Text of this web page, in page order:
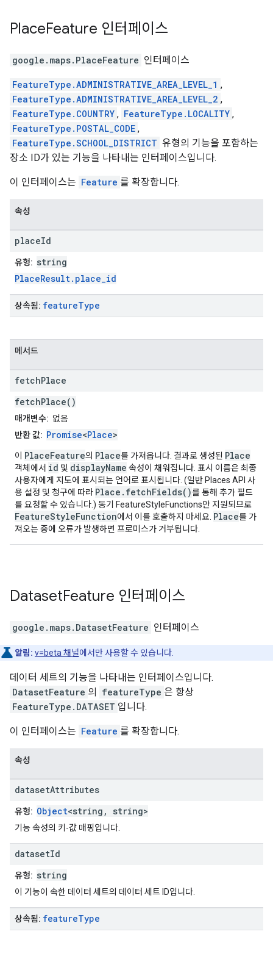
PlaceFeature 인터페이스
google.maps. PlaceFeature 인터페이스
FeatureType.ADMINISTRATIVE_AREA_LEVEL_1 ,
FeatureType.ADMINISTRATIVE_AREA_LEVEL_2 ,
FeatureType.COUNTRY , FeatureType.LOCALITY ,
FeatureType.POSTAL_CODE ,
FeatureType.SCHOOL_DISTRICT 유형의 기능을 포함하는
장소 ID가 있는 기능을 나타내는 인터페이스입니다.
이 인터페이스는 Feature 를 확장합니다.
속성
placeId
유형: string
PlaceResult.place_id
상속됨: featureType
메서드
fetchPlace
fetchPlace()
매개변수: 없음
반환 값: Promise<Place>
이 PlaceFeature의 Place를 가져옵니다. 결과로 생성된 Place
객체에서 id 및 displayName 속성이 채워집니다. 표시 이름은 최종
사용자에게 지도에 표시되는 언어로 표시됩니다. (일반 Places API 사
용 설정 및 청구에 따라 Place.fetchFields()를 통해 추가 필드
를 요청할 수 있습니다.) 동기 FeatureStyleFunctions만 지원되므로
FeatureStyleFunction에서 이를 호출하지 마세요. Place를 가
져오는 중에 오류가 발생하면 프로미스가 거부됩니다.
DatasetFeature 인터페이스
google.maps. DatasetFeature 인터페이스
알림: v=beta 채널에서만 사용할 수 있습니다.
데이터 세트의 기능을 나타내는 인터페이스입니다.
DatasetFeature 의 featureType 은 항상
FeatureType.DATASET 입니다.
이 인터페이스는 Feature 를 확장합니다.
속성
datasetAttributes
유형: Object<string, string>
기능 속성의 키-값 매핑입니다.
datasetId
유형: string
이 기능이 속한 데이터 세트의 데이터 세트 ID입니다.
상속됨: featureType